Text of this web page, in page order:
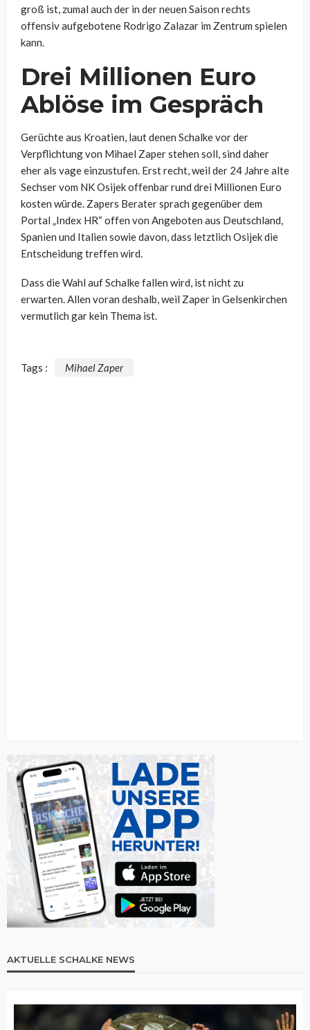
groß ist, zumal auch der in der neuen Saison rechts
offensiv aufgebotene Rodrigo Zalazar im Zentrum spielen
kann.
Drei Millionen Euro
Ablöse im Gespräch
Gerüchte aus Kroatien, laut denen Schalke vor der
Verpflichtung von Mihael Zaper stehen soll, sind daher
eher als vage einzustufen. Erst recht, weil der 24 Jahre alte
Sechser vom NK Osijek offenbar rund drei Millionen Euro
kosten würde. Zapers Berater sprach gegenüber dem
Portal „Index HR“ offen von Angeboten aus Deutschland,
Spanien und Italien sowie davon, dass letztlich Osijek die
Entscheidung treffen wird.
Dass die Wahl auf Schalke fallen wird, ist nicht zu
erwarten. Allen voran deshalb, weil Zaper in Gelsenkirchen
vermutlich gar kein Thema ist.
Tags : Mihael Zaper
AKTUELLE SCHALKE NEWS